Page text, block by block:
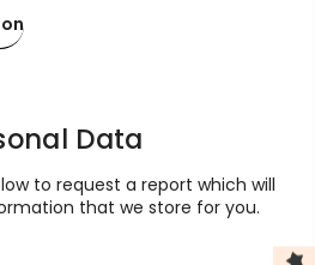
Data
to request a report which will
that we store for you.